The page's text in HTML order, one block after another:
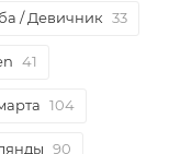
/ Девичник 33
41
104
90